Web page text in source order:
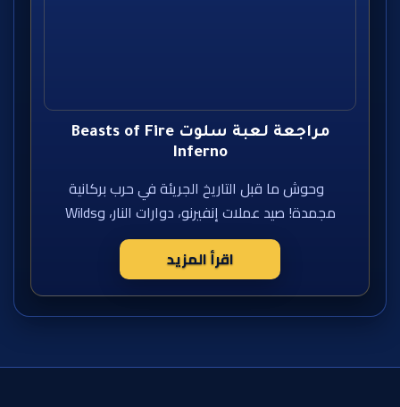
مراجعة لعبة سلوت Beasts of Fire
Inferno
وحوش ما قبل التاريخ الجريئة في حرب بركانية
مجمدة! صيد عملات إنفيرنو، دوارات النار، وWilds
اقرأ المزيد